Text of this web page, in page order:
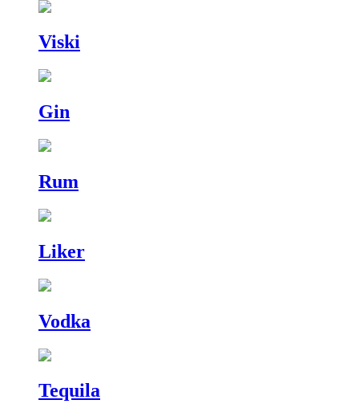
Viski
Gin
Rum
Liker
Vodka
Tequila